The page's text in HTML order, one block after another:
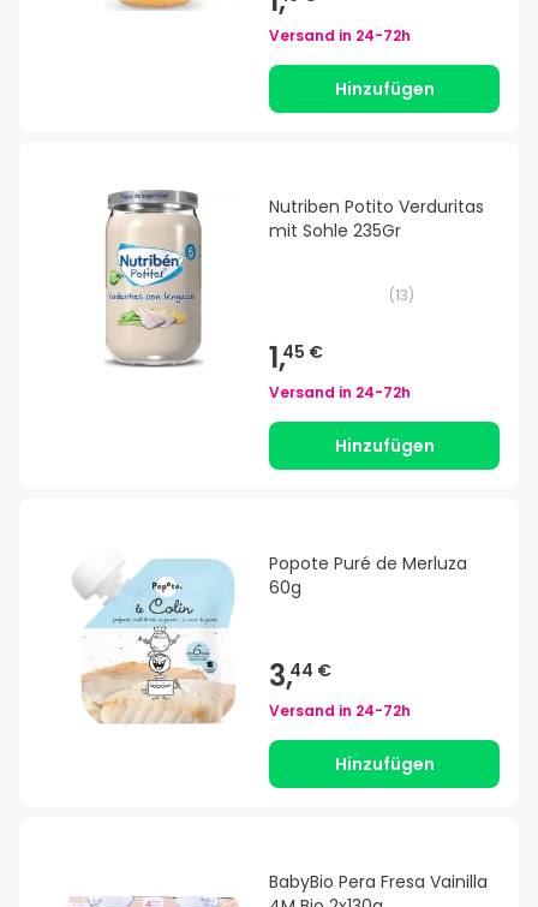
Versand in 24-72h
Hinzufügen
Nutriben Potito Verduritas
mit Sohle 235Gr
(13)
1,45 €
Versand in 24-72h
Hinzufügen
Popote Puré de Merluza
60g
3,44 €
Versand in 24-72h
Hinzufügen
BabyBio Pera Fresa Vainilla